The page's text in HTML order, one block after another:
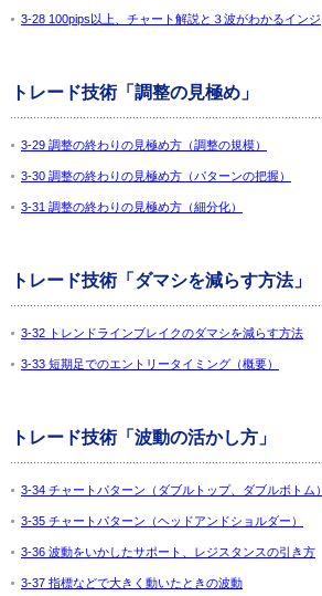
3-28 100pips以上、チャート解説と３波がわかるインジ
トレード技術「調整の見極め」
3-29 調整の終わりの見極め方（調整の規模）
3-30 調整の終わりの見極め方（パターンの把握）
3-31 調整の終わりの見極め方（細分化）
トレード技術「ダマシを減らす方法」
3-32 トレンドラインブレイクのダマシを減らす方法
3-33 短期足でのエントリータイミング（概要）
トレード技術「波動の活かし方」
3-34 チャートパターン（ダブルトップ、ダブルボトム）
3-35 チャートパターン（ヘッドアンドショルダー）
3-36 波動をいかしたサポート、レジスタンスの引き方
3-37 指標などで大きく動いたときの波動